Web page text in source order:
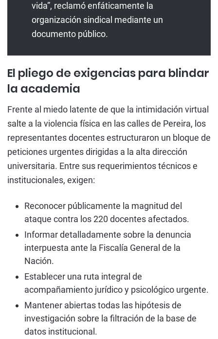
vida”, reclamó enfáticamente la
organización sindical mediante un
documento público.
El pliego de exigencias para blindar
la academia
Frente al miedo latente de que la intimidación virtual
salte a la violencia física en las calles de Pereira, los
representantes docentes estructuraron un bloque de
peticiones urgentes dirigidas a la alta dirección
universitaria. Entre sus requerimientos técnicos e
institucionales, exigen:
Reconocer públicamente la magnitud del
ataque contra los 220 docentes afectados.
Informar detalladamente sobre la denuncia
interpuesta ante la Fiscalía General de la
Nación.
Establecer una ruta integral de
acompañamiento jurídico y psicológico urgente.
Mantener abiertas todas las hipótesis de
investigación sobre la filtración de la base de
datos institucional.